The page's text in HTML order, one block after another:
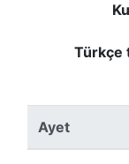
Kökler
Türkçe
Ayet